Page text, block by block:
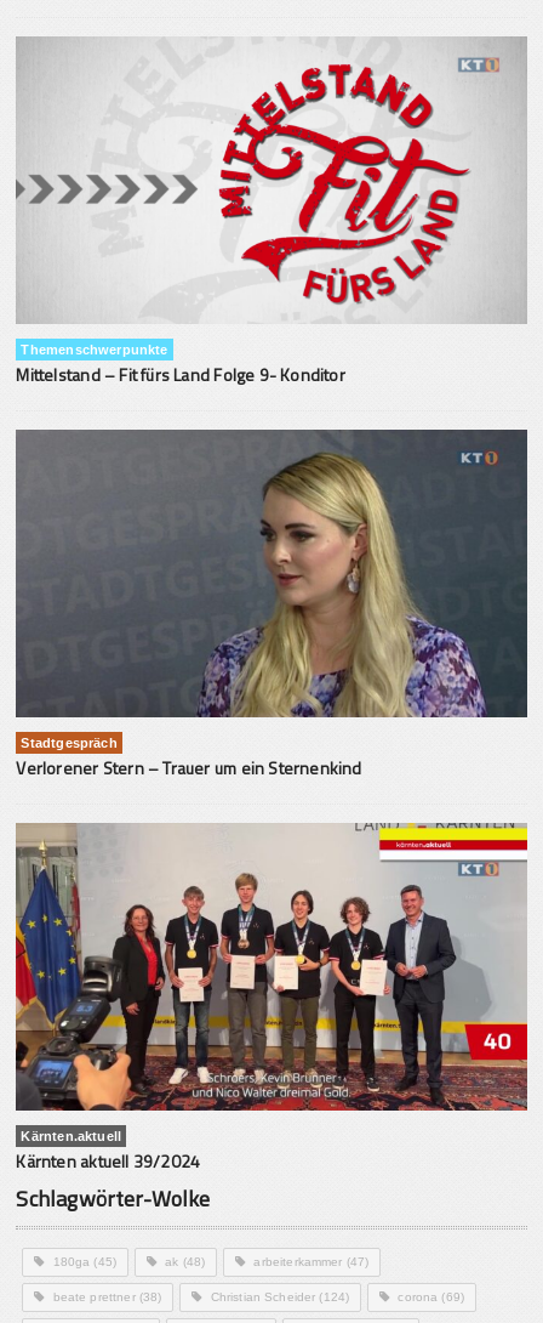
Themenschwerpunkte
Mittelstand – Fit fürs Land Folge 9- Konditor
Stadtgespräch
Verlorener Stern – Trauer um ein Sternenkind
Kärnten.aktuell
Kärnten aktuell 39/2024
Schlagwörter-Wolke
180ga (45) ak (48) arbeiterkammer (47)
beate prettner(38) Christian Scheider (124) corona (69)